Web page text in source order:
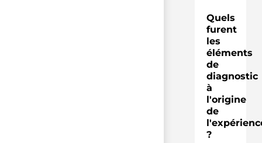
Quels
furent
les
éléments
de
diagnostic
à
l'origine
de
?